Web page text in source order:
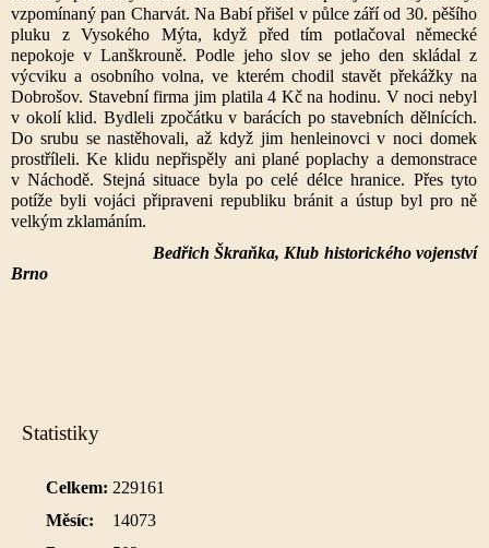
vzpomínaný pan Charvát. Na Babí přišel v půlce září od 30. pěšího
pluku z Vysokého Mýta, když před tím potlačoval německé
nepokoje v Lanškrouně. Podle jeho slov se jeho den skládal z
výcviku a osobního volna, ve kterém chodil stavět překážky na
Dobrošov. Stavební firma jim platila 4 Kč na hodinu. V noci nebyl
v okolí klid. Bydleli zpočátku v barácích po stavebních dělnících.
Do srubu se nastěhovali, až když jim henleinovci v noci domek
prostříleli. Ke klidu nepřispěly ani plané poplachy a demonstrace
v Náchodě. Stejná situace byla po celé délce hranice. Přes tyto
potíže byli vojáci připraveni republiku bránit a ústup byl pro ně
velkým zklamáním.
Bedřich Škraňka, Klub historického vojenství
Brno
Statistiky
Celkem: 229161
Měsíc:
14073